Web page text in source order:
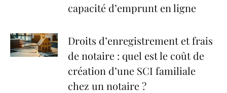
capacité d’emprunt en ligne
Droits d’enregistrement et frais
de notaire : quel est le coût de
création d’une SCI familiale
chez un notaire ?